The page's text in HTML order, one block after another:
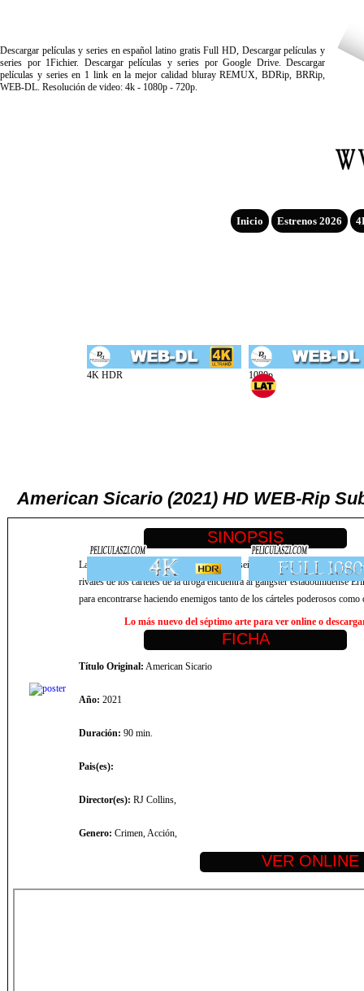
Descargar películas y series en español latino gratis Full HD, Descargar películas y
series por 1Fichier. Descargar películas y series por Google Drive. Descargar
películas y series en 1 link en la mejor calidad bluray REMUX, BDRip, BRRip,
WEB-DL. Resolución de video: 4k - 1080p - 720p.
Inicio Estrenos 2026
American Sicario (2021) HD WEB-Rip
La historia del ascenso y caída del primer señor de las drogas
rivales de los cárteles de la droga encuentra al gángster estadounidense
para encontrarse haciendo enemigos tanto de los cárteles poderosos
Lo más nuevo del séptimo arte para ver online o
Título Original: American Sicario
Año: 2021
Duración: 90 min.
Pais(es):
Director(es): RJ Collins,
Genero: Crimen, Acción,